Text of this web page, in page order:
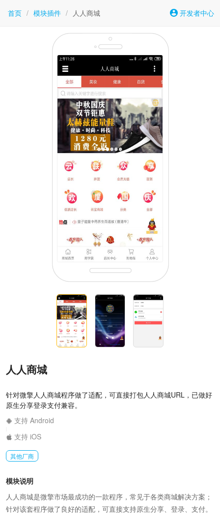
首页 / 模块插件 / 人人商城 开发者中心
人人商城
针对微擎人人商城程序做了适配，可直接打包人人商城URL，已做好
原生分享登录支付兼容。
支持 Android
支持 iOS
其他厂商
模块说明
人人商城是微擎市场最成功的一款程序，常见于各类商城解决方案；
针对该套程序做了良好的适配，可直接支持原生分享、登录、支付。